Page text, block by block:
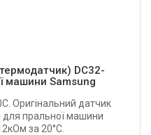
DC32-
машини Samsung
Оригінальний датчик
для пральної машини
за 20°C.